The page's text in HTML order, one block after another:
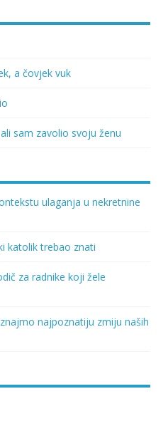
a čovjek vuk
sam zavolio svoju ženu
ulaganja u nekretnine
katolik trebao znati
za radnike koji žele
najpoznatiju zmiju naših